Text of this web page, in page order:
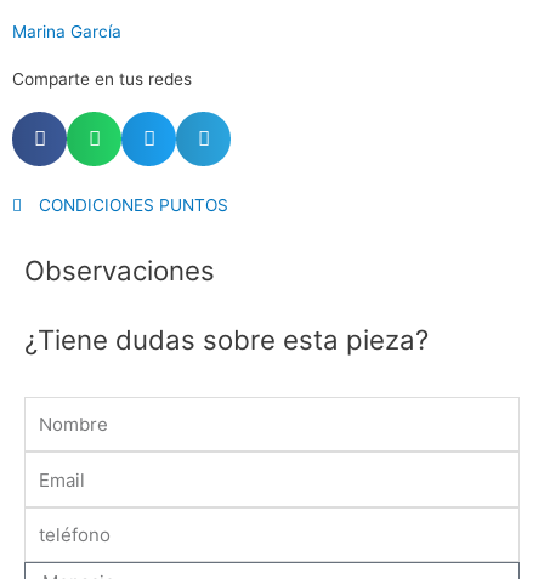
Marina García
Comparte en tus redes
CONDICIONES PUNTOS
Observaciones
¿Tiene dudas sobre esta pieza?